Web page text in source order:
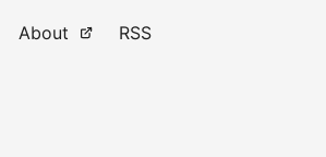
About RSS